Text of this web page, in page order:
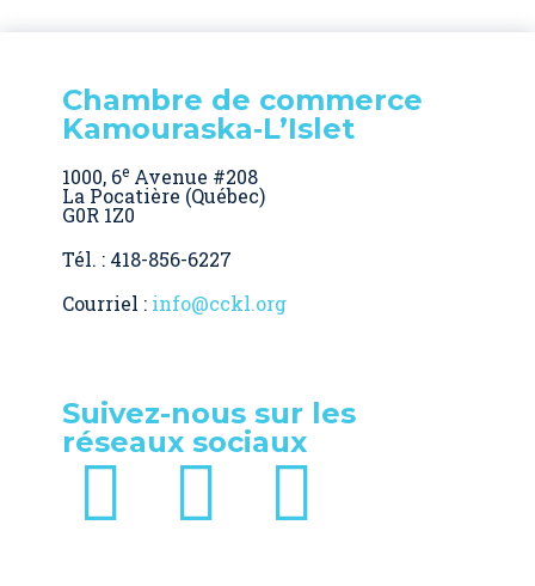
Chambre de commerce
Kamouraska‑L’Islet
1000, 6e Avenue #208
La Pocatière (Québec)
G0R 1Z0
Tél. : 418-856-6227
Courriel : info@cckl.org
Suivez-nous sur les
réseaux sociaux